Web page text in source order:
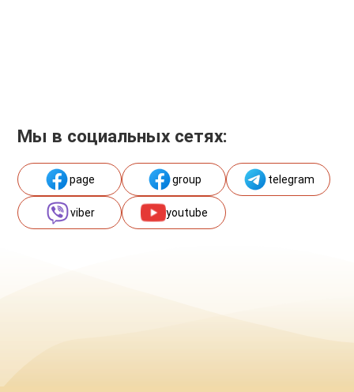
Мы в социальных сетях:
page group telegram
viber youtube